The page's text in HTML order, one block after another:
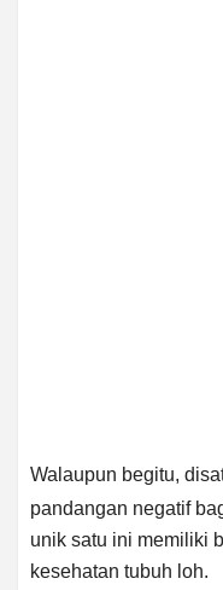
Walaupun begitu,
pandangan negatif
unik satu ini memiliki
kesehatan tubuh loh.